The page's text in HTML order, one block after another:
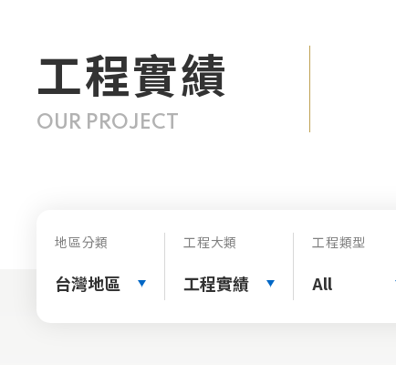
工程實績
OUR PROJECT
地區分類
台灣地區
工程大類
工程實績
工程類型
All